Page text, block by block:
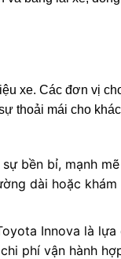
xe. Các đơn vị
thoải mái cho
bền bỉ, mạnh
dài hoặc khám
Innova là lựa
phí vận hành